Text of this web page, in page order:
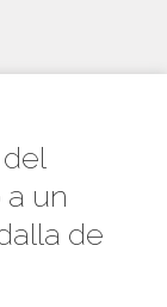
a un
de